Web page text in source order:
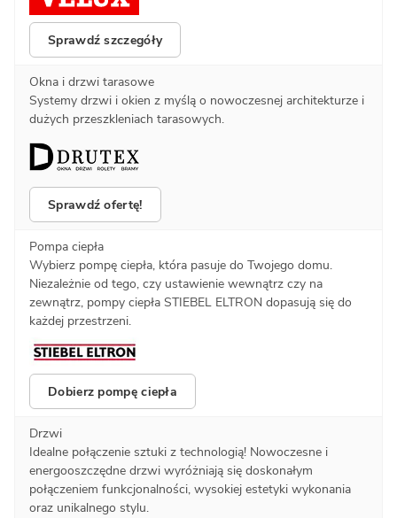
Sprawdź szczegóły
Okna i drzwi tarasowe
Systemy drzwi i okien z myślą o nowoczesnej architekturze i
dużych przeszkleniach tarasowych.
Sprawdź ofertę!
Pompa ciepła
Wybierz pompę ciepła, która pasuje do Twojego domu.
Niezależnie od tego, czy ustawienie wewnątrz czy na
zewnątrz, pompy ciepła STIEBEL ELTRON dopasują się do
każdej przestrzeni.
Dobierz pompę ciepła
Drzwi
Idealne połączenie sztuki z technologią! Nowoczesne i
energooszczędne drzwi wyróżniają się doskonałym
połączeniem funkcjonalności, wysokiej estetyki wykonania
oraz unikalnego stylu.